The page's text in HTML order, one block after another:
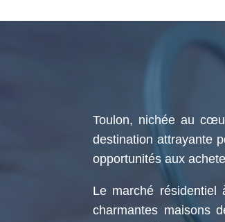
Toulon, nichée au
destination attrayante
opportunités aux
Le marché résidentiel
charmantes maisons